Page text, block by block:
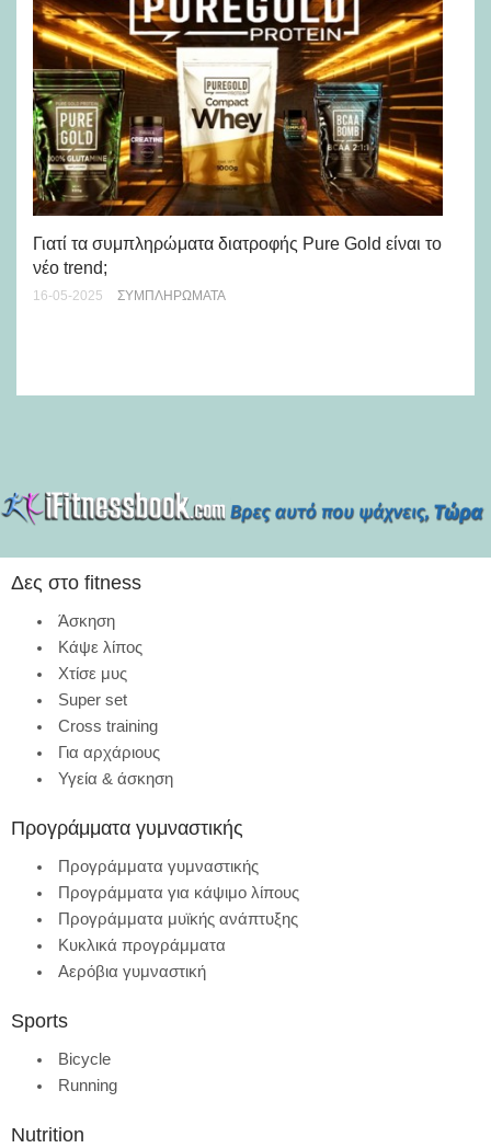
Γιατί τα συμπληρώματα διατροφής Pure Gold είναι το
νέο trend;
16-05-2025 ΣΥΜΠΛΗΡΏΜΑΤΑ
Δες στο fitness
Άσκηση
Κάψε λίπος
Χτίσε μυς
Super set
Cross training
Για αρχάριους
Υγεία & άσκηση
Προγράμματα γυμναστικής
Προγράμματα γυμναστικής
Προγράμματα για κάψιμο λίπους
Προγράμματα μυϊκής ανάπτυξης
Κυκλικά προγράμματα
Αερόβια γυμναστική
Sports
Bicycle
Running
Nutrition